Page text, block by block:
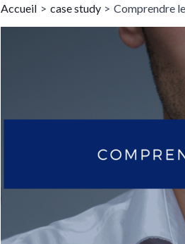
Accueil case study Comprendre